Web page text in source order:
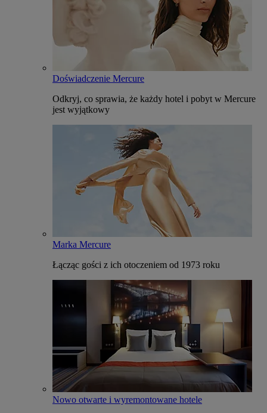
Doświadczenie Mercure
Odkryj, co sprawia, że każdy hotel i pobyt w Mercure
jest wyjątkowy
Marka Mercure
Łącząc gości z ich otoczeniem od 1973 roku
Nowo otwarte i wyremontowane hotele